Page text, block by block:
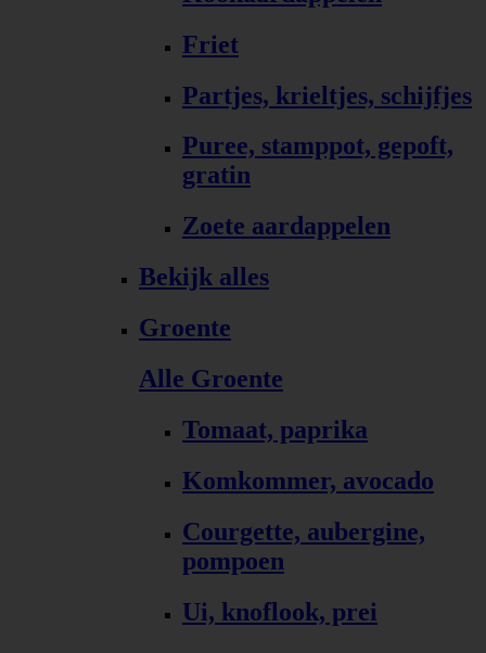
Friet
Partjes, krieltjes, schijfjes
Puree, stamppot, gepoft,
gratin
Zoete aardappelen
Bekijk alles
Groente
Alle Groente
Tomaat, paprika
Komkommer, avocado
Courgette, aubergine,
pompoen
Ui, knoflook, prei